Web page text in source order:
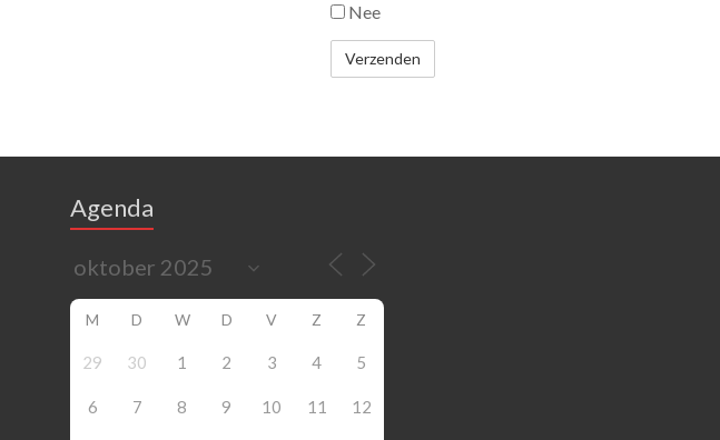
Nee
Agenda
M D W D V Z Z
29 30 1 2 3 4 5
6 7 8 9 10 11 12